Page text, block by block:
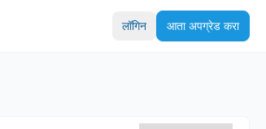
लॉगिन आता अपग्रेड करा